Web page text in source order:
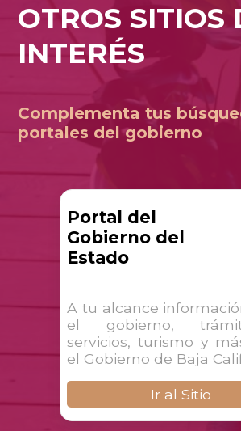
OTROS SITIOS
INTERÉS
Complementa tus
portales del gobierno
Portal del
Gobierno del
Estado
A tu alcance
el gobierno,
servicios, turismo y
el Gobierno de Baja
Ir al Sitio